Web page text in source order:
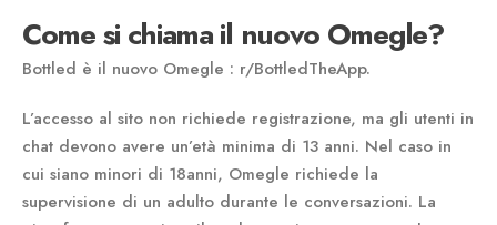
Come si chiama il nuovo Omegle?
Bottled è il nuovo Omegle : r/BottledTheApp.
L’accesso al sito non richiede registrazione, ma gli utenti in
chat devono avere un’età minima di 13 anni. Nel caso in
cui siano minori di 18anni, Omegle richiede la
supervisione di un adulto durante le conversazioni. La